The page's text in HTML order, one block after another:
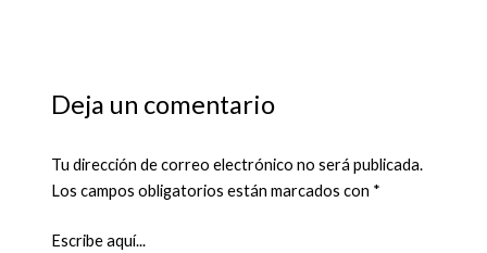
Deja un comentario
Tu dirección de correo electrónico no será publicada.
Los campos obligatorios están marcados con *
Escribe aquí...